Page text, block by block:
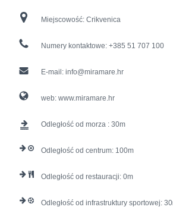
Miejscowość: Crikvenica
Numery kontaktowe: +385 51 707 100
E-mail: info@miramare.hr
web: www.miramare.hr
Odległość od morza : 30
Odległość od centrum: 100
Odległość od restauracji: 0
Odległość od infrastruktury sportowej: 30